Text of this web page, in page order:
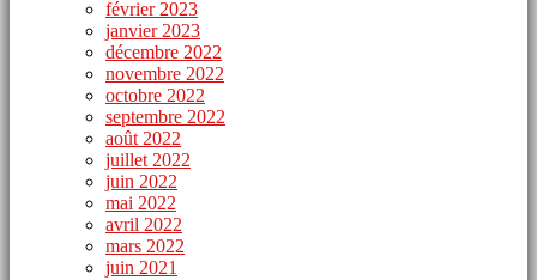
février 2023
janvier 2023
décembre 2022
novembre 2022
octobre 2022
septembre 2022
août 2022
juillet 2022
juin 2022
mai 2022
avril 2022
mars 2022
juin 2021